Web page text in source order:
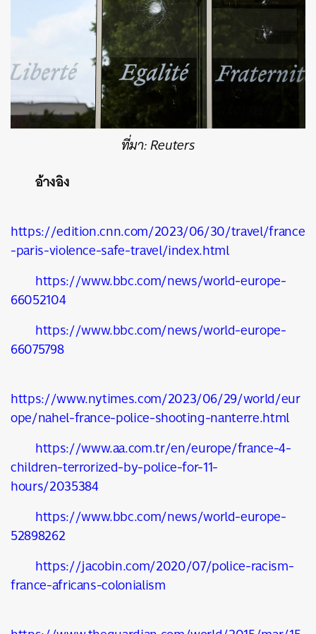
ที่มา: Reuters
อ้างอิง
https://edition.cnn.com/2023/06/30/travel/france
-paris-violence-safe-travel/index.html
https://www.bbc.com/news/world-europe-
66052104
https://www.bbc.com/news/world-europe-
66075798
https://www.nytimes.com/2023/06/29/world/eur
ope/nahel-france-police-shooting-nanterre.html
https://www.aa.com.tr/en/europe/france-4-
children-terrorized-by-police-for-11-
hours/2035384
https://www.bbc.com/news/world-europe-
52898262
https://jacobin.com/2020/07/police-racism-
france-africans-colonialism